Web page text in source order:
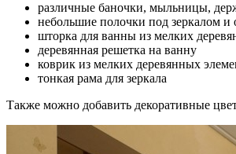
различные баночки, мыльницы,
небольшие полочки под зеркалом и
шторка для ванны из мелких
деревянная решетка на ванну
коврик из мелких деревянных
тонкая рама для зеркала
Также можно добавить декоративные